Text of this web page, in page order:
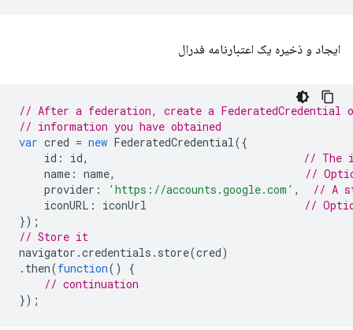
ایجاد و ذخیره یک اعتبارنامه فدرال
// After a federation, create a FederatedCredential
// information you have obtained
var cred = new FederatedCredential({
id : id,
// The
name : name,
//
provider : 'https://accounts.google.com' ,
// A
iconURL : iconUrl
//
});
// Store it
navigator .credentials . store(cred)
. then(function()
{
// continuation
});